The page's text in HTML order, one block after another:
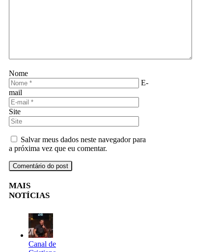
Nome
E-
mail
Site
Salvar meus dados neste navegador para
a próxima vez que eu comentar.
MAIS
NOTÍCIAS
Canal de